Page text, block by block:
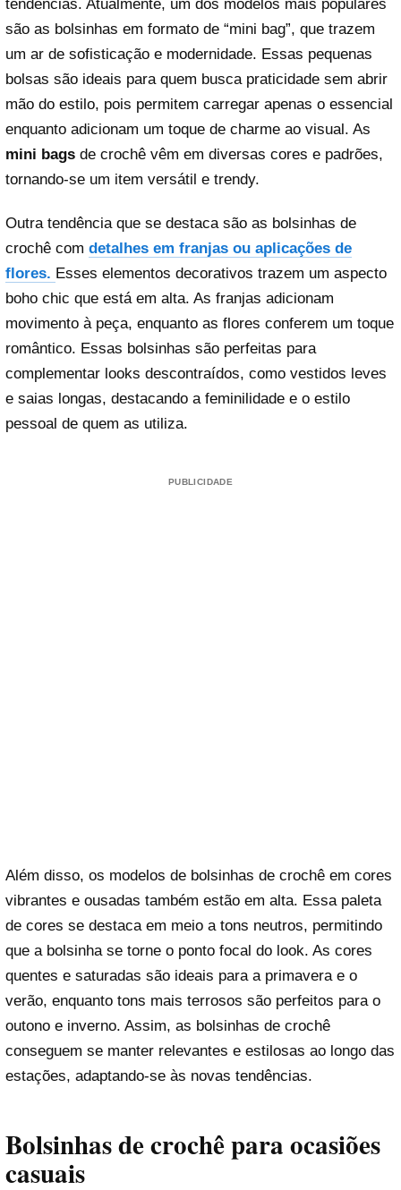
tendências. Atualmente, um dos modelos mais populares
são as bolsinhas em formato de “mini bag”, que trazem
um ar de sofisticação e modernidade. Essas pequenas
bolsas são ideais para quem busca praticidade sem abrir
mão do estilo, pois permitem carregar apenas o essencial
enquanto adicionam um toque de charme ao visual. As
mini bags de crochê vêm em diversas cores e padrões,
tornando-se um item versátil e trendy.
Outra tendência que se destaca são as bolsinhas de
crochê com detalhes em franjas ou aplicações de
flores. Esses elementos decorativos trazem um aspecto
boho chic que está em alta. As franjas adicionam
movimento à peça, enquanto as flores conferem um toque
romântico. Essas bolsinhas são perfeitas para
complementar looks descontraídos, como vestidos leves
e saias longas, destacando a feminilidade e o estilo
pessoal de quem as utiliza.
PUBLICIDADE
Além disso, os modelos de bolsinhas de crochê em cores
vibrantes e ousadas também estão em alta. Essa paleta
de cores se destaca em meio a tons neutros, permitindo
que a bolsinha se torne o ponto focal do look. As cores
quentes e saturadas são ideais para a primavera e o
verão, enquanto tons mais terrosos são perfeitos para o
outono e inverno. Assim, as bolsinhas de crochê
conseguem se manter relevantes e estilosas ao longo das
estações, adaptando-se às novas tendências.
Bolsinhas de crochê para ocasiões
casuais